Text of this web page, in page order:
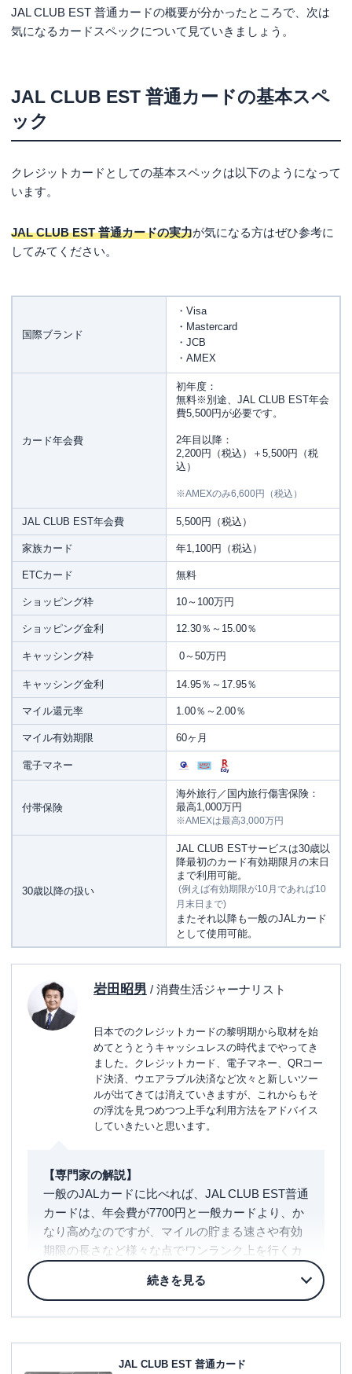
JAL CLUB EST 普通カードの概要が分かったところで、次は
気になるカードスペックについて見ていきましょう。
JAL CLUB EST 普通カードの基本スペ
ック
クレジットカードとしての基本スペックは以下のようになって
います。
JAL CLUB EST 普通カードの実力が気になる方はぜひ参考に
してみてください。
国際ブランド
・Visa
・Mastercard
・JCB
・AMEX
カード年会費
初年度：
無料※別途、JAL CLUB EST年会
費5,500円が必要です。
2年目以降：
2,200円（税込）＋5,500円（税
込）
※AMEXのみ6,600円（税込）
JAL CLUB EST年会費 5,500円（税込）
家族カード 年1,100円（税込）
ETCカード 無料
ショッピング枠 10～100万円
ショッピング金利 12.30％～15.00％
キャッシング枠 0～50万円
キャッシング金利 14.95％～17.95％
マイル還元率 1.00％～2.00％
マイル有効期限 60ヶ月
電子マネー
付帯保険
海外旅行／国内旅行傷害保険：
最高1,000万円
※AMEXは最高3,000万円
30歳以降の扱い
JAL CLUB ESTサービスは30歳以
降最初のカード有効期限月の末日
まで利用可能。
(例えば有効期限が10月であれば10
月末日まで)
またそれ以降も一般のJALカード
として使用可能。
岩田昭男 / 消費生活ジャーナリスト
日本でのクレジットカードの黎明期から取材を始
めてとうとうキャッシュレスの時代までやってき
ました。クレジットカード、電子マネー、QRコー
ド決済、ウエアラブル決済など次々と新しいツー
ルが出てきては消えていきますが、これからもそ
の浮沈を見つめつつ上手な利用方法をアドバイス
していきたいと思います。
【専門家の解説】
一般のJALカードに比べれば、JAL CLUB EST普通
カードは、年会費が7700円と一般カードより、か
なり高めなのですが、マイルの貯まる速さや有効
期限の長さなど様々な点でワンランク上を行くカ
私もこのカードを20代の頃に知っていれば、世界
りません。
ですから20代の人たちには、ぜひこのカードを持
JAL CLUB EST 普通カード